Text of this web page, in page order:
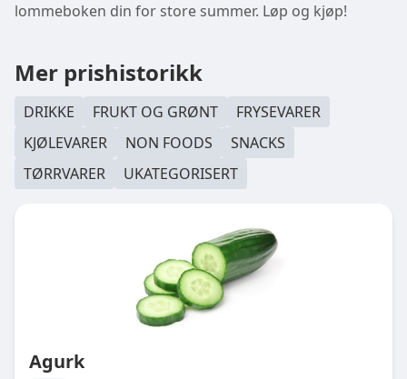
lommeboken din for store summer. Løp og kjøp!
Mer prishistorikk
DRIKKE FRUKT OG GRØNT
FRYSEVARER
KJØLEVARER
NON FOODS
SNACKS
TØRRVARER
UKATEGORISERT
Agurk